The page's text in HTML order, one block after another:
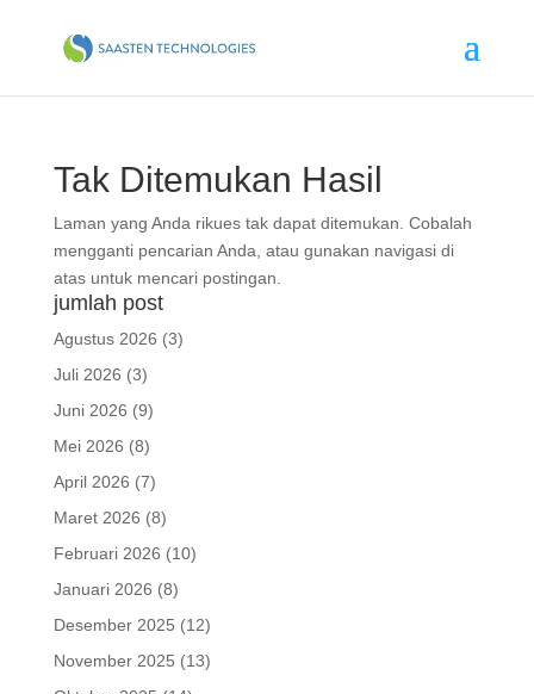
Tak Ditemukan Hasil
Laman yang Anda rikues tak dapat ditemukan. Cobalah
mengganti pencarian Anda, atau gunakan navigasi di
atas untuk mencari postingan.
jumlah post
Agustus 2026 (3)
Juli 2026 (3)
Juni 2026 (9)
Mei 2026 (8)
April 2026 (7)
Maret 2026 (8)
Februari 2026 (10)
Januari 2026 (8)
Desember 2025 (12)
November 2025 (13)